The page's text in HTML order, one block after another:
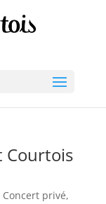
Courtois
Concert privé,